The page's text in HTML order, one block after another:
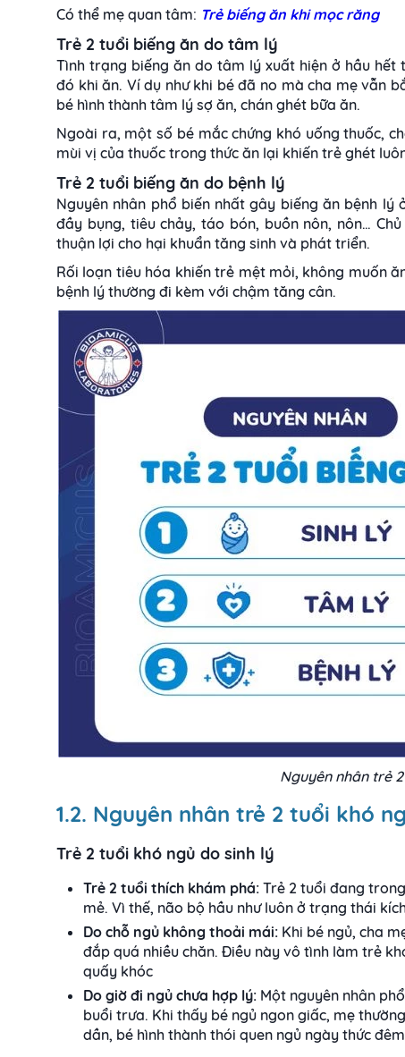
Có thể mẹ quan tâm: Trẻ biếng ăn khi mọc răng
Trẻ 2 tuổi biếng ăn do tâm lý
Tình trạng biếng ăn do tâm lý xuất hiện ở hầu
đó khi ăn. Ví dụ như khi bé đã no mà cha mẹ vẫn
bé hình thành tâm lý sợ ăn, chán ghét bữa ăn.
Ngoài ra, một số bé mắc chứng khó uống thuốc,
mùi vị của thuốc trong thức ăn lại khiến trẻ ghét
Trẻ 2 tuổi biếng ăn do bệnh lý
Nguyên nhân phổ biến nhất gây biếng ăn bệnh
đầy bụng, tiêu chảy, táo bón, buồn nôn, nôn…
thuận lợi cho hại khuẩn tăng sinh và phát triển.
Rối loạn tiêu hóa khiến trẻ mệt mỏi, không muốn
bệnh lý thường đi kèm với chậm tăng cân.
Nguyên nhân trẻ
1.2. Nguyên nhân trẻ 2 tuổi khó
Trẻ 2 tuổi khó ngủ do sinh lý
Trẻ 2 tuổi thích khám phá: Trẻ 2 tuổi đang
mẻ. Vì thế, não bộ hầu như luôn ở trạng thái
Do chỗ ngủ không thoải mái: Khi bé ngủ, cha
đắp quá nhiều chăn. Điều này vô tình làm trẻ
quấy khóc
Do giờ đi ngủ chưa hợp lý: Một nguyên nhân
buổi trưa. Khi thấy bé ngủ ngon giấc, mẹ
dần, bé hình thành thói quen ngủ ngày thức